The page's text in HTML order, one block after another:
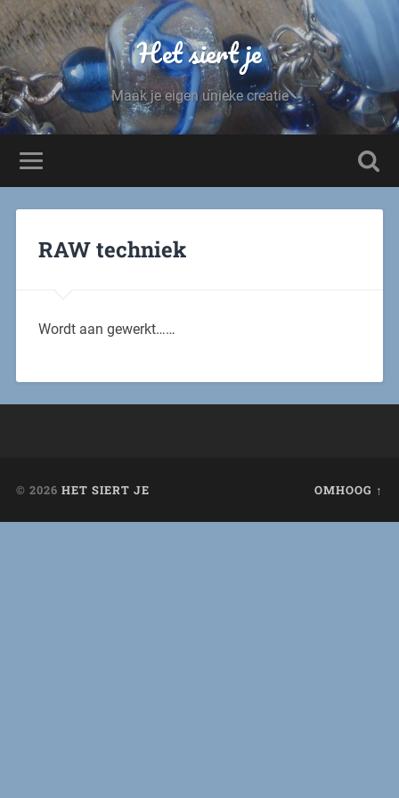
Het siert je
Maak je eigen unieke creatie
RAW techniek
Wordt aan gewerkt……
© 2026 HET SIERT JE OMHOOG ↑